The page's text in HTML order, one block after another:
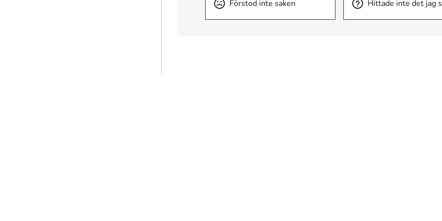
Förstod inte saken Hittade inte det jag